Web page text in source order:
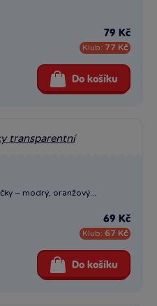
79 Kč
Klub: 77 Kč
Do košíku
– modrý, oranžový...
69 Kč
Klub: 67 Kč
Do košíku